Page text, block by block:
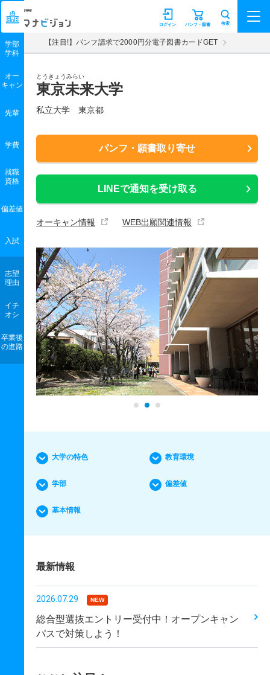
マナビジョン パンフ・願書
ログイン 検索
【注目!】パンフ請求で2000円分電子図書カードGET
とうきょうみらい
東京未来大学
私立大学 東京都
パンフ・願書取り寄せ
LINEで通知を受け取る
オーキャン情報 WEB出願関連情報
学部
学科
オー
キャン
先輩
学費
就職
資格
偏差値
入試
志望
理由
イチ
オシ
卒業後
の進路
大学の特色 教育環境
学部 偏差値
基本情報
最新情報
2026.07.29 NEW
総合型選抜エントリー受付中！オープンキャン
パスで対策しよう！